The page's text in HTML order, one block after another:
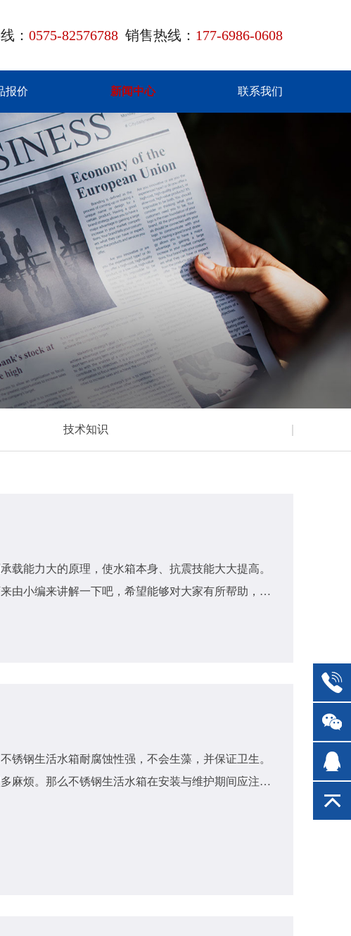
： 0575-82576788 销售热线： 177-6986-0608
报价 新闻中心 联系我们
技术知识
载能力大的原理，使水箱本身、抗震技能大大提高。
由小编来讲解一下吧，希望能够对大家有所帮助，具
锈钢生活水箱耐腐蚀性强，不会生藻，并保证卫生。
麻烦。那么不锈钢生活水箱在安装与维护期间应注意